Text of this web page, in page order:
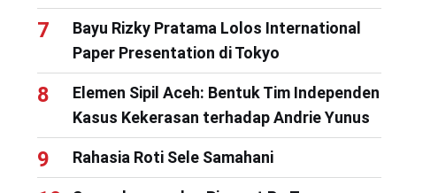
Bayu Rizky Pratama Lolos International
Paper Presentation di Tokyo
Elemen Sipil Aceh: Bentuk Tim Independen
Kasus Kekerasan terhadap Andrie Yunus
Rahasia Roti Sele Samahani